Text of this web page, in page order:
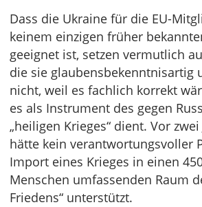
Dass die Ukraine für die EU-
keinem einzigen früher
geeignet ist, setzen vermutlich
die sie glaubensbekenntnisartig
nicht, weil es fachlich korrekt
es als Instrument des gegen
„heiligen Krieges“ dient. Vor
hätte kein verantwortungsvoller
Import eines Krieges in einen
Menschen umfassenden Raum
Friedens“ unterstützt.